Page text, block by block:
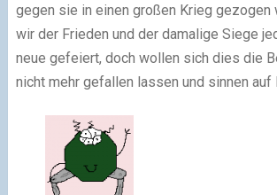
gegen sie in einen großen Krieg gezogen
wir der Frieden und der damalige Siege
neue gefeiert, doch wollen sich dies die
nicht mehr gefallen lassen und sinnen auf